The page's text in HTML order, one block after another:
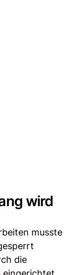
wird
musste
die